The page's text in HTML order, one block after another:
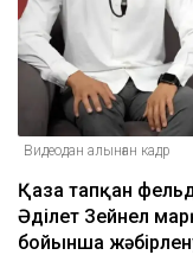
Видеодан алынған кадр
Қаза тапқан
Әділет Зейнел
бойынша